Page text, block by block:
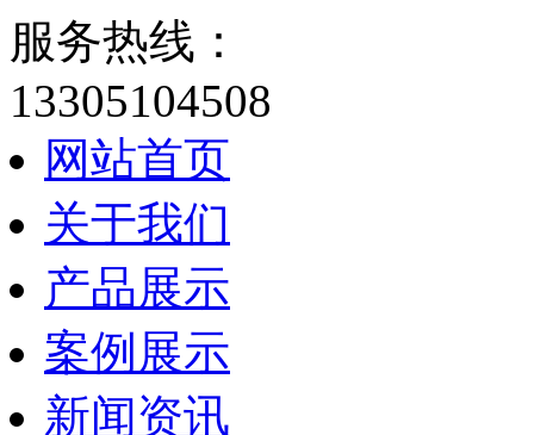
服务热线：
13305104508
网站首页
关于我们
产品展示
案例展示
新闻资讯